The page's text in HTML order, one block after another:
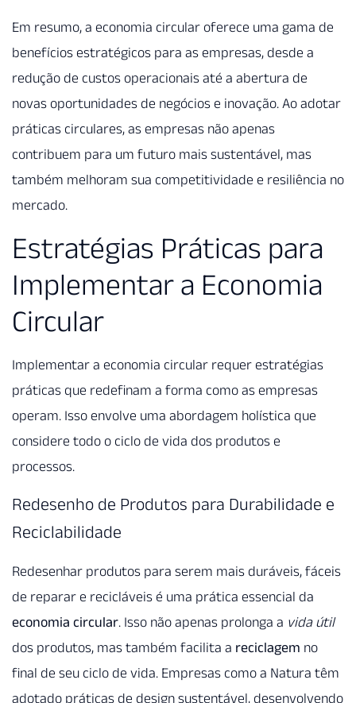
Em resumo, a economia circular oferece uma gama de
benefícios estratégicos para as empresas, desde a
redução de custos operacionais até a abertura de
novas oportunidades de negócios e inovação. Ao adotar
práticas circulares, as empresas não apenas
contribuem para um futuro mais sustentável, mas
também melhoram sua competitividade e resiliência no
mercado.
Estratégias Práticas para
Implementar a Economia
Circular
Implementar a economia circular requer estratégias
práticas que redefinam a forma como as empresas
operam. Isso envolve uma abordagem holística que
considere todo o ciclo de vida dos produtos e
processos.
Redesenho de Produtos para Durabilidade e
Reciclabilidade
Redesenhar produtos para serem mais duráveis, fáceis
de reparar e recicláveis é uma prática essencial da
economia circular. Isso não apenas prolonga a vida útil
dos produtos, mas também facilita a reciclagem no
final de seu ciclo de vida. Empresas como a Natura têm
adotado práticas de design sustentável, desenvolvendo